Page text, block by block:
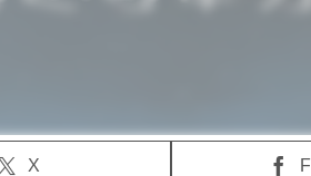
X